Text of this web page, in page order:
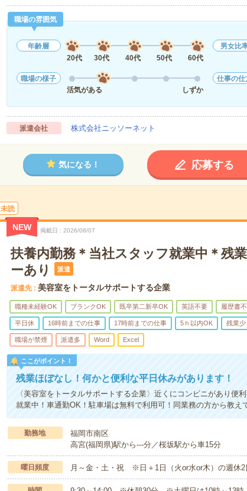
職場の雰囲気
年齢層
20代
30代 40代 50代 60代
男女比
職場の様子
活気がある
しずか
仕事の仕
派遣会社 株式会社ニッソーネット
気になる！ 応募する
未読
NEW 掲載日 2026/08/07
扶養内勤務＊当社スタッフ就業中＊残
ーあり
派遣
派遣先 美容室をトータルサポートする企業
職種未経験OK ブランクOK 既卒第二新卒OK 英語不要 履歴書
平日休 16時前までの仕事 17時前までの仕事 5ｈ以内OK 残業少
職場が禁煙 派遣多 Word Excel
ここがポイント！
残業ほぼなし！何かと便利な平日休みがあります！
〈美容室をトータルサポートする企業〉近くにコンビニがあり便
就業中！車通勤OK！駐車場は無料で利用可！同業務の方から教え
勤務地
福岡市南区
高宮(福岡県)駅から---分／桜坂駅から車15分
曜日頻度 月～金・土・祝 ※日＋1日（火or水or木）の週休2